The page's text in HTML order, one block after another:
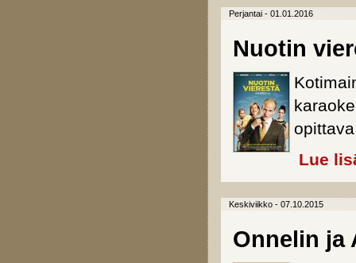
Perjantai - 01.01.2016
Nuotin
Lue
Keskiviikko - 07.10.2015
Onnelin ja